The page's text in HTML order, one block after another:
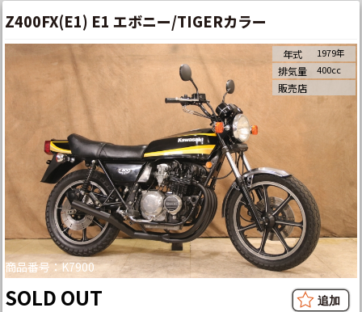
Z400FX(E1) E1 エボニー/TIGERカラー
商品番号：K7900
年式 1979年
排気量 400cc
販売店
SOLD OUT